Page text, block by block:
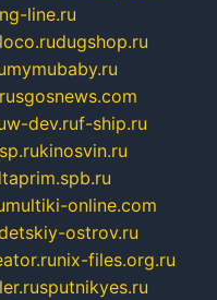
line.ru
dugshop.ru
mymubaby.ru
rusgosnews.com
w-dev.ruf-ship.ru
kinosvin.ru
multiki-online.com
ostrov.ru
nix-files.org.ru
sputnikyes.ru